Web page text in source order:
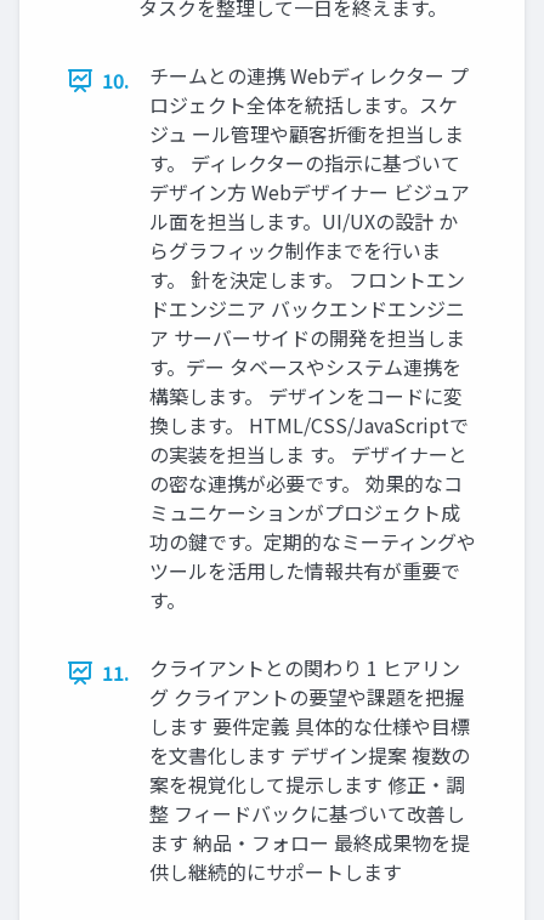
タスクを整理して一日を終えます。
10.
チームとの連携 Webディレクター プ
ロジェクト全体を統括します。スケ
ジュ ール管理や顧客折衝を担当しま
す。 ディレクターの指示に基づいて
デザイン方 Webデザイナー ビジュア
ル面を担当します。UI/UXの設計 か
らグラフィック制作までを行いま
す。 針を決定します。 フロントエン
ドエンジニア バックエンドエンジニ
ア サーバーサイドの開発を担当しま
す。デー タベースやシステム連携を
構築します。 デザインをコードに変
換します。 HTML/CSS/JavaScriptで
の実装を担当しま す。 デザイナーと
の密な連携が必要です。 効果的なコ
ミュニケーションがプロジェクト成
功の鍵です。定期的なミーティングや
ツールを活用した情報共有が重要で
す。
11.
クライアントとの関わり 1 ヒアリン
グ クライアントの要望や課題を把握
します 要件定義 具体的な仕様や目標
を文書化します デザイン提案 複数の
案を視覚化して提示します 修正・調
整 フィードバックに基づいて改善し
ます 納品・フォロー 最終成果物を提
供し継続的にサポートします